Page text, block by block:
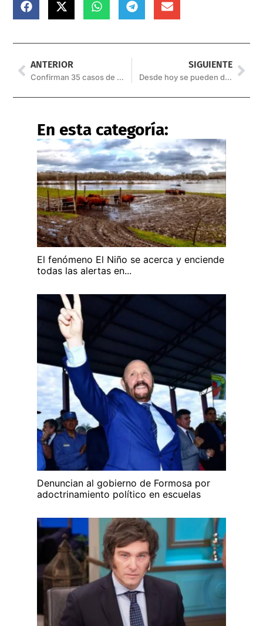
ANTERIOR
Confirman 35 casos de coronavirus en Tartagal
SIGUIENTE
Desde hoy se pueden denunciar abusos policiales a través de la web
En esta categoría:
El fenómeno El Niño se acerca y enciende
todas las alertas en...
Denuncian al gobierno de Formosa por
adoctrinamiento político en escuelas